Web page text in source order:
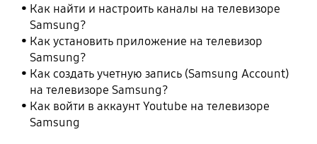
Как найти и настроить каналы на телевизоре
Samsung?
Как установить приложение на телевизор
Samsung?
Как создать учетную запись (Samsung Account)
на телевизоре Samsung?
Как войти в аккаунт Youtube на телевизоре
Samsung